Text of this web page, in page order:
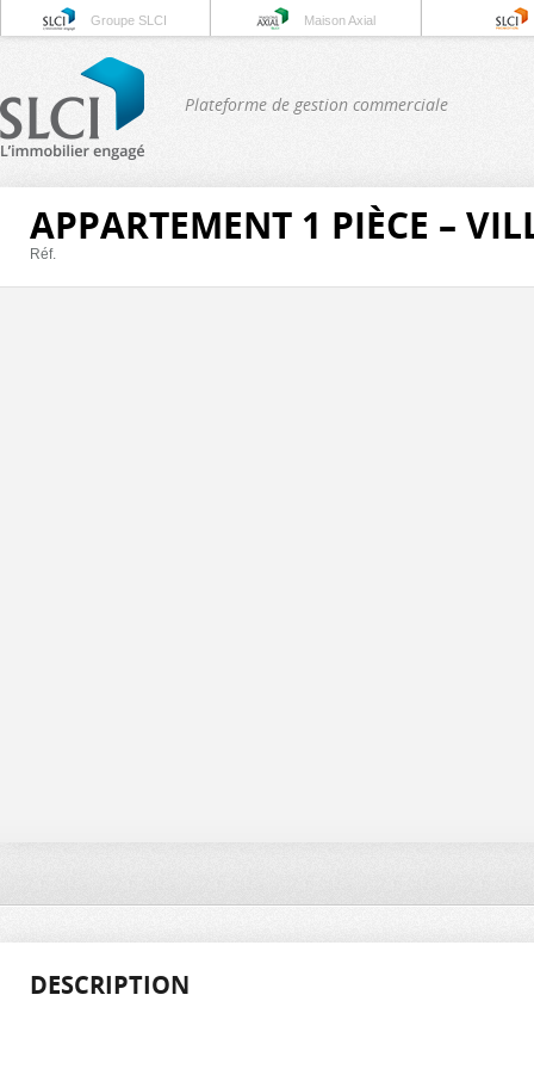
Groupe SLCI Maison Axial
Plateforme de gestion commerciale
APPARTEMENT 1 PIÈCE –
Réf.
DESCRIPTION